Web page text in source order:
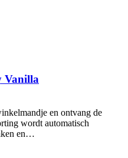
Vanilla
en ontvang de
wordt automatisch
en…